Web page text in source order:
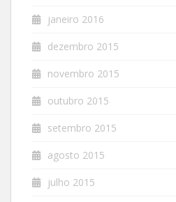
janeiro 2016
dezembro 2015
novembro 2015
outubro 2015
setembro 2015
agosto 2015
julho 2015